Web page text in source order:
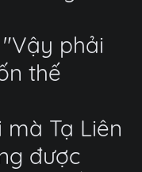
phải
thế
Tạ Liên
được